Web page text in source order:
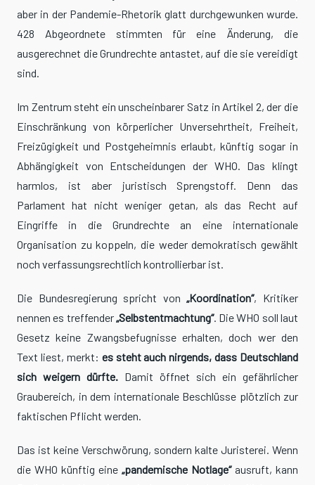
aber in der Pandemie-Rhetorik glatt durchgewunken wurde.
428 Abgeordnete stimmten für eine Änderung, die
ausgerechnet die Grundrechte antastet, auf die sie vereidigt
sind.
Im Zentrum steht ein unscheinbarer Satz in Artikel 2, der die
Einschränkung von körperlicher Unversehrtheit, Freiheit,
Freizügigkeit und Postgeheimnis erlaubt, künftig sogar in
Abhängigkeit von Entscheidungen der WHO. Das klingt
harmlos, ist aber juristisch Sprengstoff. Denn das
Parlament hat nicht weniger getan, als das Recht auf
Eingriffe in die Grundrechte an eine internationale
Organisation zu koppeln, die weder demokratisch gewählt
noch verfassungsrechtlich kontrollierbar ist.
Die Bundesregierung spricht von„Koordination“, Kritiker
nennen es treffender„Selbstentmachtung“. Die WHO soll laut
Gesetz keine Zwangsbefugnisse erhalten, doch wer den
Text liest, merkt: es steht auch nirgends, dass Deutschland
sich weigern dürfte. Damit öffnet sich ein gefährlicher
Graubereich, in dem internationale Beschlüsse plötzlich zur
faktischen Pflicht werden.
Das ist keine Verschwörung, sondern kalte Juristerei. Wenn
die WHO künftig eine „pandemische Notlage“ausruft, kann